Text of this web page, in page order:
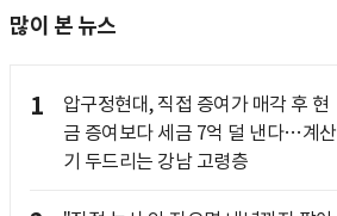
많이 본 뉴스
1
압구정현대, 직접 증여가 매각 후 현
금 증여보다 세금 7억 덜 낸다…계산
기 두드리는 강남 고령층